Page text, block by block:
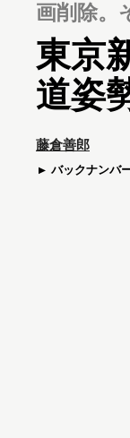
画削除。
東京
道姿
藤倉善郎
バックナンバ